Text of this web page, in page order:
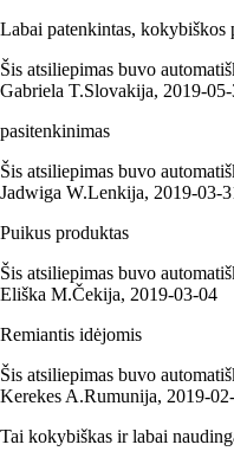
Labai patenkintas, kokybiškos
Šis atsiliepimas buvo
Gabriela T.Slovakija,
pasitenkinimas
Šis atsiliepimas buvo
Jadwiga W.Lenkija,
Puikus produktas
Šis atsiliepimas buvo
Eliška M.Čekija, 2019‑03‑04
Remiantis idėjomis
Šis atsiliepimas buvo
Kerekes A.Rumunija,
Tai kokybiškas ir labai